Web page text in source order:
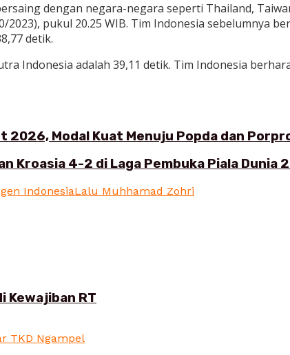
dengan negara-negara seperti Thailand,
pukul 20.25 WIB. Tim Indonesia sebelumnya
detik.
Indonesia adalah 39,11 detik. Tim Indonesia
2026, Modal Kuat Menuju Popda dan
Kroasia 4-2 di Laga Pembuka Piala Dunia
IndonesiaLalu Muhhamad Zohri
Kewajiban RT